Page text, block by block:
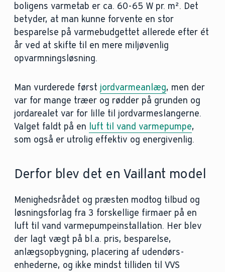
boligens varmetab er ca. 60-65 W pr. m². Det
betyder, at man kunne forvente en stor
besparelse på varmebudgettet allerede efter ét
år ved at skifte til en mere miljøvenlig
opvarmningsløsning.
Man vurderede først jordvarmeanlæg, men der
var for mange træer og rødder på grunden og
jordarealet var for lille til jordvarmeslangerne.
Valget faldt på en luft til vand varmepumpe,
som også er utrolig effektiv og energivenlig.
Derfor blev det en Vaillant model
Menighedsrådet og præsten modtog tilbud og
løsningsforlag fra 3 forskellige firmaer på en
luft til vand varmepumpeinstallation. Her blev
der lagt vægt på bl.a. pris, besparelse,
anlægsopbygning, placering af udendørs-
enhederne, og ikke mindst tilliden til VVS